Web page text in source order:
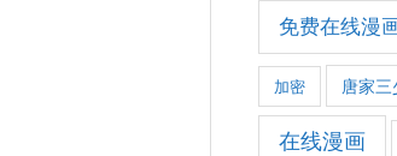
免费在线漫
加密 唐家三
在线漫画